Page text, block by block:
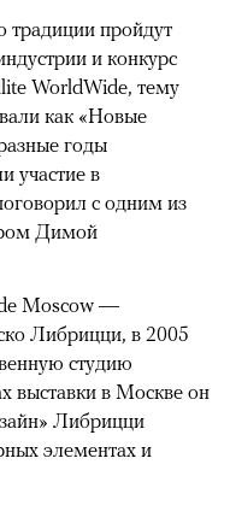
пройдут
и конкурс
WorldWide, тему
как «Новые
годы
участие в
с одним из
Димой
Moscow —
Либрицци, в 2005
студию
выставки в Москве он
Либрицци
элементах и